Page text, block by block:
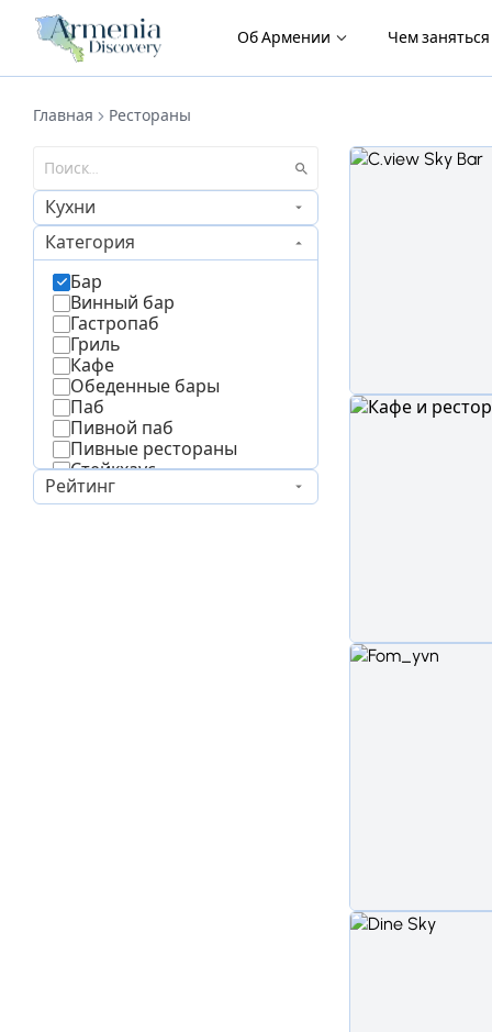
Об Армении Чем заняться
Главная Рестораны
Кухни
Категория
Бар
Винный бар
Гастропаб
Гриль
Кафе
Обеденные бары
Паб
Пивной паб
Пивные рестораны
Стейкхаус
Фастфуд
Рейтинг